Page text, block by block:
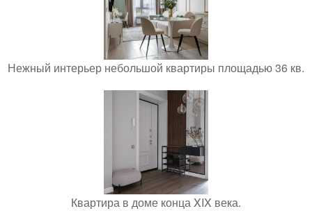
Нежный интерьер небольшой квартиры площадью 36 кв.
Квартира в доме конца XIX века.